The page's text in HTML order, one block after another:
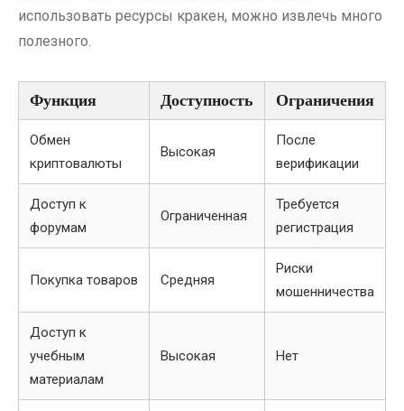
использовать ресурсы кракен, можно извлечь много
полезного.
Функция Доступность Ограничения
Обмен
криптовалюты
Высокая
После
верификации
Доступ к
форумам
Ограниченная
Требуется
регистрация
Покупка товаров Средняя
Риски
мошенничества
Доступ к
учебным
материалам
Высокая Нет